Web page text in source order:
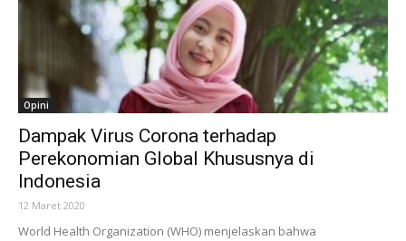
Opini
Dampak Virus Corona terhadap
Perekonomian Global Khususnya di
Indonesia
12 Maret 2020
World Health Organization (WHO) menjelaskan bahwa